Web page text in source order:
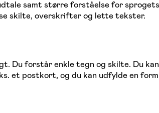
samt større forståelse for
skilte, overskrifter og lette tekster.
Du forstår enkle tegn og skilte. Du
et postkort, og du kan udfylde en